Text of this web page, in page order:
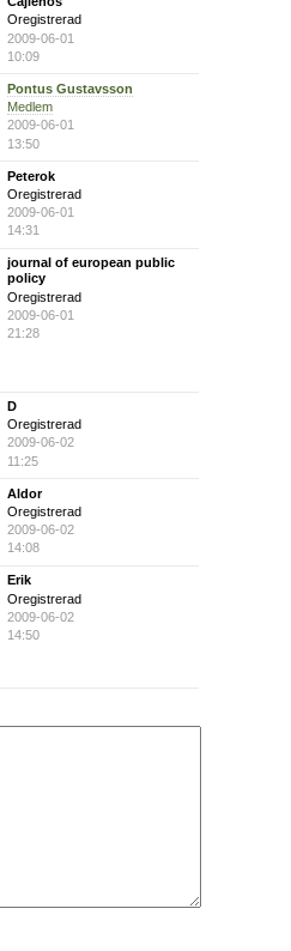
Oregistrerad
2009-06-01
10:09
Pontus Gustavsson
Medlem
2009-06-01
13:50
Peterok
Oregistrerad
2009-06-01
14:31
journal of european public
policy
Oregistrerad
2009-06-01
21:28
D
Oregistrerad
2009-06-02
11:25
Aldor
Oregistrerad
2009-06-02
14:08
Erik
Oregistrerad
2009-06-02
14:50